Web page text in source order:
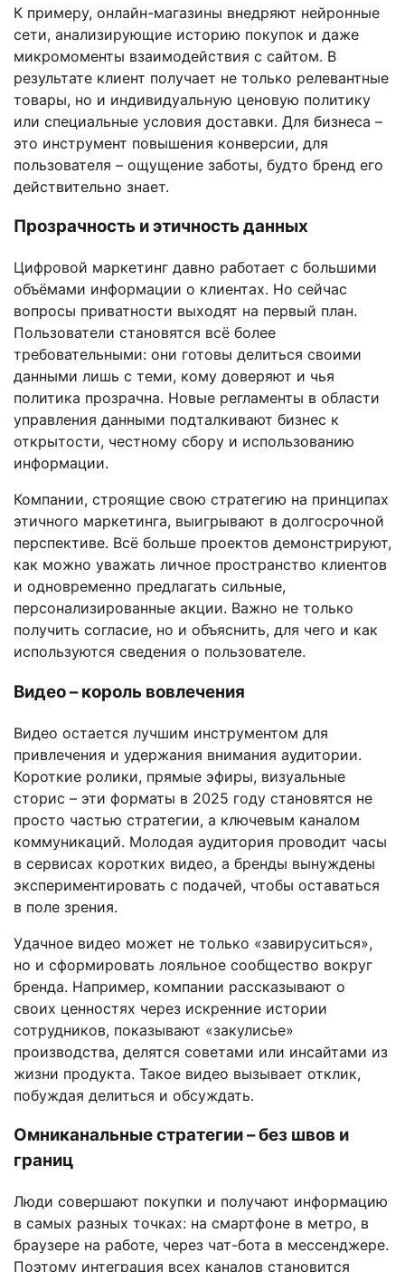
К примеру, онлайн-магазины внедряют нейронные
сети, анализирующие историю покупок и даже
микромоменты взаимодействия с сайтом. В
результате клиент получает не только релевантные
товары, но и индивидуальную ценовую политику
или специальные условия доставки. Для бизнеса –
это инструмент повышения конверсии, для
пользователя – ощущение заботы, будто бренд его
действительно знает.
Прозрачность и этичность данных
Цифровой маркетинг давно работает с большими
объёмами информации о клиентах. Но сейчас
вопросы приватности выходят на первый план.
Пользователи становятся всё более
требовательными: они готовы делиться своими
данными лишь с теми, кому доверяют и чья
политика прозрачна. Новые регламенты в области
управления данными подталкивают бизнес к
открытости, честному сбору и использованию
информации.
Компании, строящие свою стратегию на принципах
этичного маркетинга, выигрывают в долгосрочной
перспективе. Всё больше проектов демонстрируют,
как можно уважать личное пространство клиентов
и одновременно предлагать сильные,
персонализированные акции. Важно не только
получить согласие, но и объяснить, для чего и как
используются сведения о пользователе.
Видео – король вовлечения
Видео остается лучшим инструментом для
привлечения и удержания внимания аудитории.
Короткие ролики, прямые эфиры, визуальные
сторис – эти форматы в 2025 году становятся не
просто частью стратегии, а ключевым каналом
коммуникаций. Молодая аудитория проводит часы
в сервисах коротких видео, а бренды вынуждены
экспериментировать с подачей, чтобы оставаться
в поле зрения.
Удачное видео может не только «завируситься»,
но и сформировать лояльное сообщество вокруг
бренда. Например, компании рассказывают о
своих ценностях через искренние истории
сотрудников, показывают «закулисье»
производства, делятся советами или инсайтами из
жизни продукта. Такое видео вызывает отклик,
побуждая делиться и обсуждать.
Омниканальные стратегии – без швов и
границ
Люди совершают покупки и получают информацию
в самых разных точках: на смартфоне в метро, в
браузере на работе, через чат-бота в мессенджере.
Поэтому интеграция всех каналов становится